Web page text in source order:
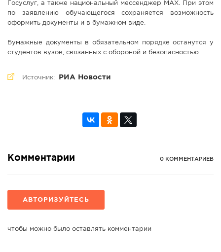
Госуслуг, а также национальный мессенджер МАХ. При этом
по заявлению обучающегося сохраняется возможность
оформить документы и в бумажном виде.
Бумажные документы в обязательном порядке останутся у
студентов вузов, связанных с обороной и безопасностью.
Источник: РИА Новости
Комментарии 0 КОММЕНТАРИЕВ
АВТОРИЗУЙТЕСЬ
чтобы можно было оставлять комментарии